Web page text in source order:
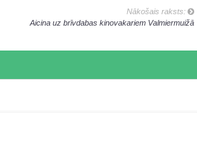
Nākošais raksts:
Aicina uz brīvdabas kinovakariem Valmiermuižā